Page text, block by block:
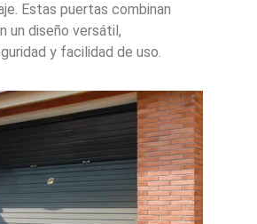
Estas puertas combinan
un diseño versátil,
y facilidad de uso.